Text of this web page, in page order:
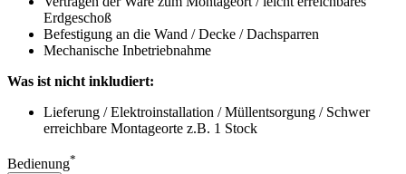
Erdgeschoß
Befestigung an die Wand / Decke / Dachsparren
Mechanische Inbetriebnahme
Was ist nicht inkludiert:
Lieferung / Elektroinstallation / Müllentsorgung / Schwer
erreichbare Montageorte z.B. 1 Stock
Bedienung*